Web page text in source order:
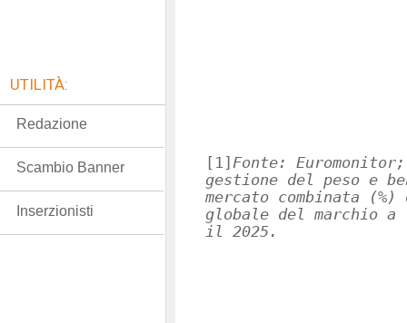
[1] Fonte:
gestione del peso e
mercato combinata
globale del marchio
il 2025.
UTILITÀ:
Redazione
Scambio Banner
Inserzionisti